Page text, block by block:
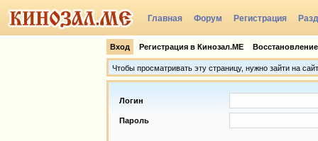
Главная Форум Регистрация
Вход Регистрация в Кинозал.МЕ
Чтобы просматривать эту страницу, нужно зайти на сайт
Логин
Пароль